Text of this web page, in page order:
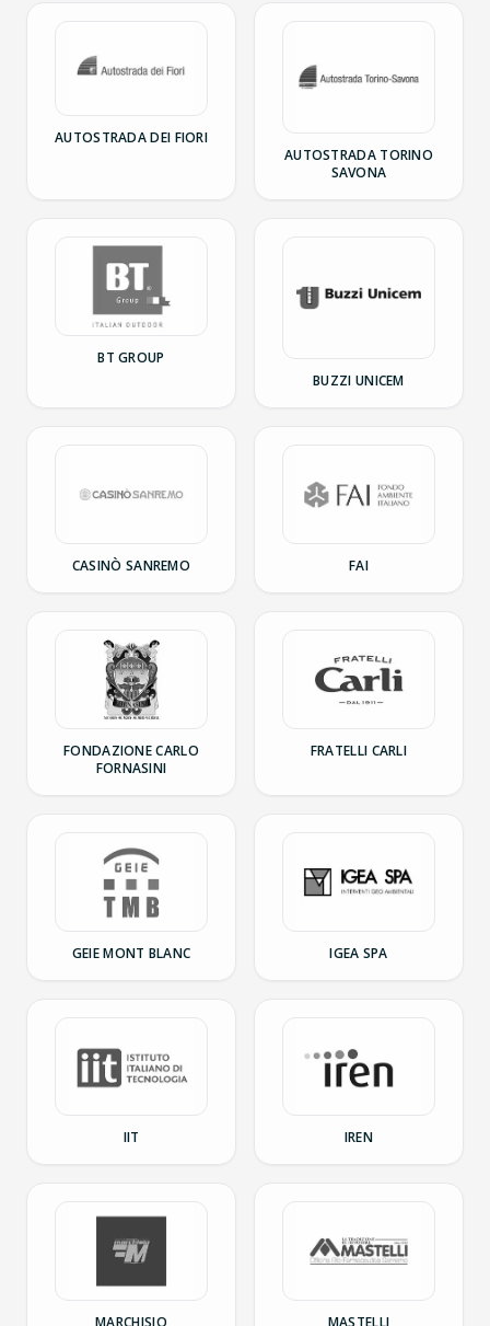
AUTOSTRADA DEI FIORI
AUTOSTRADA TORINO
SAVONA
BT GROUP
BUZZI UNICEM
CASINÒ SANREMO FAI
FONDAZIONE CARLO
FORNASINI
FRATELLI CARLI
GEIE MONT BLANC IGEA SPA
IIT IREN